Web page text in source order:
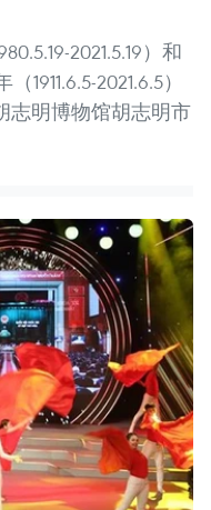
2021.5.19）和
1911.6.5-2021.6.5）
志明博物馆胡志明市